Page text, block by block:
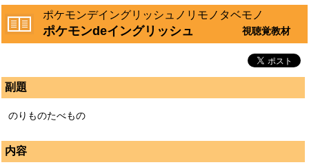
ポケモンデイングリッシュノリモノタベモノ
ポケモンdeイングリッシュ 視聴覚教材
副題
のりものたべもの
内容